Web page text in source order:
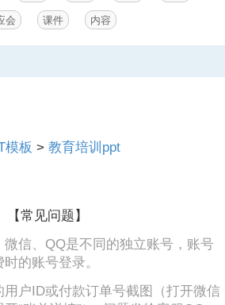
将二者混同
应的刑罚，所以黑社会性质组织是-种独立
刑时要考虑的从重情
表示，在司法实践中认定黑恶势力犯罪要
加大对黑恶势力实施“软暴力”犯罪的打
法益主要包括人身权利、民主权利、财产权
会 课件 内容
模板 > 教育培训ppt
【常见问题】
微信、QQ是不同的独立账号，账号
的账号登录。
用户ID或付款订单号截图（打开微信